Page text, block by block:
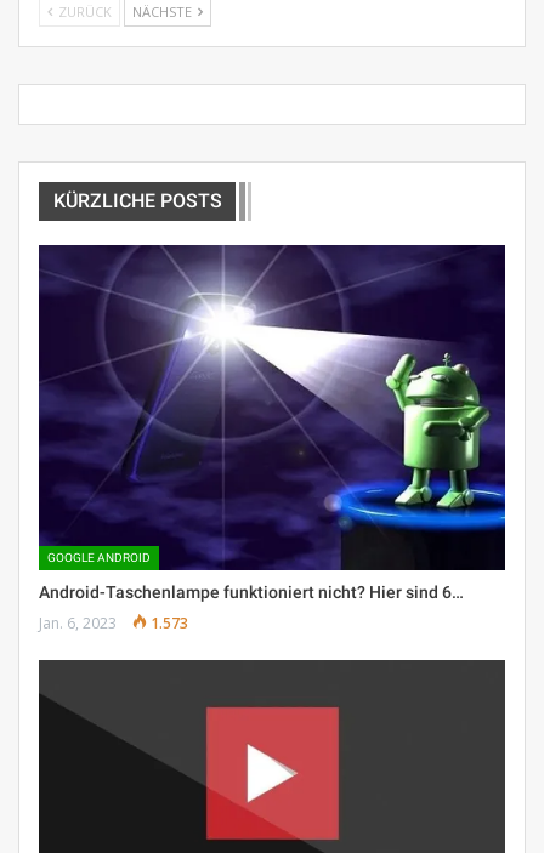
ZURÜCK NÄCHSTE
KÜRZLICHE POSTS
GOOGLE ANDROID
Android-Taschenlampe funktioniert nicht? Hier sind 6…
Jan. 6, 2023 1.573